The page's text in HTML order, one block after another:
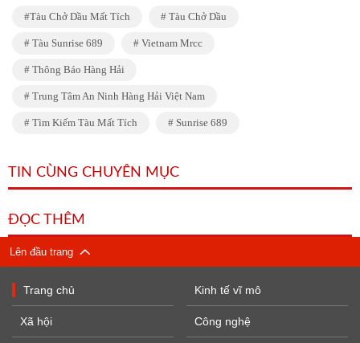
Tàu Chở Dầu Mất Tích Tàu Chở Dầu
Tàu Sunrise 689 Vietnam Mrcc
Thông Báo Hàng Hải
Trung Tâm An Ninh Hàng Hải Việt Nam
Tìm Kiếm Tàu Mất Tích Sunrise 689
TIN CÙNG CHUYÊN MỤC
ĐỌC THÊM
Lên đầu trang
Trang chủ
Xã hội
Kinh tế vĩ mô
Công nghệ